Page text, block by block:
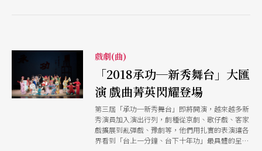
辦之《兩岸彈》、《說唱藝術兩岸情》等演出中，
登上國家戲劇院舞台。曾獲頒薪傳獎、金鼎獎、文
化獎、傳藝金曲獎特別貢獻獎、美國林肯藝術中心
終身成就獎等諸多獎項。 一九七三年吳兆南舉家
遷往美國，仍從事相聲演出，更在美國獲得「亞洲
最傑出藝人金獎」、「終生藝術成就獎」等殊榮。
一九九九年起先後收江南、侯冠群、郎祖筠、劉增
鍇、 劉爾金、樊光耀等為弟子，之後創辦吳兆南
相聲劇藝社，繼續在海內外推廣相聲藝術。
戲劇(曲)
「2018承功─新秀舞台」大匯
演 戲曲菁英閃耀登場
第三屆「承功─新秀舞台」即將開演，越來越多新
秀演員加入演出行列，劇種從京劇、歌仔戲、客家
戲擴展到亂彈戲、豫劇等，他們用扎實的表演讓各
界看到「台上一分鐘、台下十年功」最具體的呈